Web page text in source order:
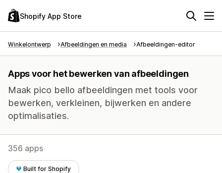
Shopify App Store
Winkelontwerp Afbeeldingen en media Afbeeldingen-editor
Apps voor het bewerken van afbeeldingen
Maak pico bello afbeeldingen met tools voor
bewerken, verkleinen, bijwerken en andere
optimalisaties.
356 apps
Built for Shopify